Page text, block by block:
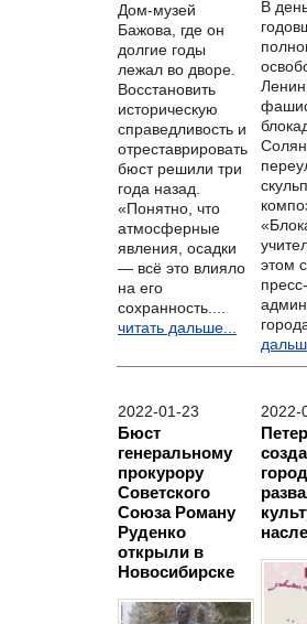
Дом-музей
Бажова, где он
долгие годы
лежал во дворе.
Восстановить
историческую
справедливость и
отреставрировать
бюст решили три
года назад.
«Понятно, что
атмосферные
явления, осадки
— всё это влияло
на его
сохранность....
читать дальше...
В
этом
2022-01-23
Бюст
генеральному
прокурору
Советского
Союза Роману
Руденко
открыли в
Новосибирске
2022-